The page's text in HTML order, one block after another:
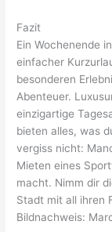
Fazit
Ein Wochenende
einfacher
besonderen
Abenteuer.
einzigartige
bieten alles, was
vergiss nicht:
Mieten eines
macht. Nimm dir
Stadt mit all ihren
Bildnachweis: